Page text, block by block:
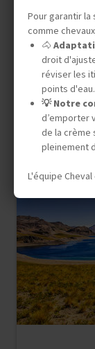
Pour garantir
comme
🐴
droit
réviser les
points d'eau.
💡 Notre
d’emporter
de la
pleinement
L'équipe